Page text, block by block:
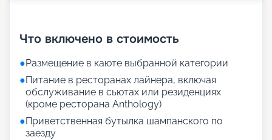
Что включено в стоимость
●Размещение в каюте выбранной категории
●Питание в ресторанах лайнера, включая
обслуживание в сьютах или резиденциях
(кроме ресторана Anthology)
●Приветственная бутылка шампанского по
заезду